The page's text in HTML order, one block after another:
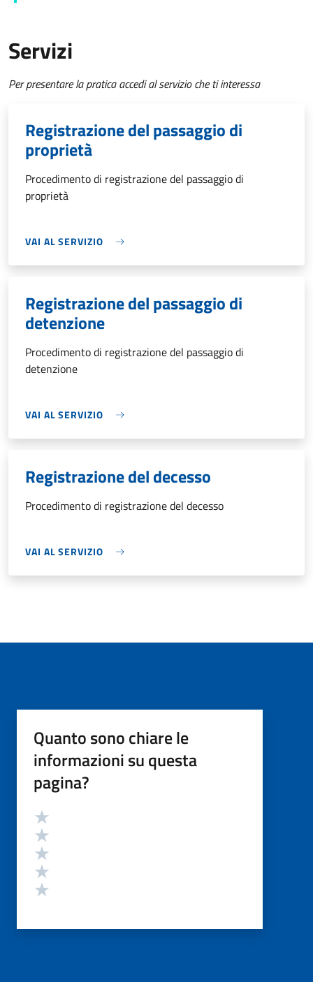
Servizi
Per presentare la pratica accedi al servizio che ti interessa
Registrazione del passaggio di
proprietà
Procedimento di registrazione del passaggio di
proprietà
VAI AL SERVIZIO
Registrazione del passaggio di
detenzione
Procedimento di registrazione del passaggio di
detenzione
VAI AL SERVIZIO
Registrazione del decesso
Procedimento di registrazione del decesso
VAI AL SERVIZIO
Quanto sono chiare le
informazioni su questa
pagina?
Valutazione